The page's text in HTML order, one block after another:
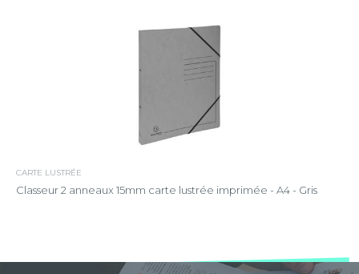
CARTE LUSTRÉE
Classeur 2 anneaux 15mm carte lustrée imprimée - A4 - Gris